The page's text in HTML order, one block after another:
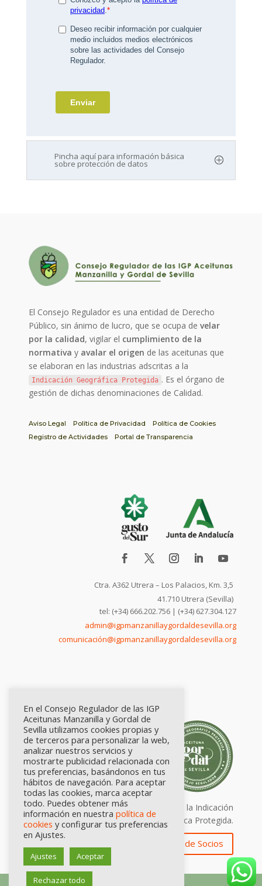
Pincha aquí para información básica
sobre protección de datos
El Consejo Regulador es una entidad de Derecho
Público, sin ánimo de lucro, que se ocupa develar
por la calidad, vigilar el cumplimiento de la
normativa y avalar el origen de las aceitunas que
se elaboran en las industrias adscritas a la
Indicación Geográfica Protegida . Es el órgano de
gestión de dichas denominaciones de Calidad.
Aviso Legal Política de Privacidad
Política de Cookies
Registro de Actividades
Portal de Transparencia
Ctra. A362 Utrera – Los Palacios, Km. 3,5
41.710 Utrera (Sevilla)
tel: (+34) 666.202.756 | (+34) 627.304.127
admin@igpmanzanillaygordaldesevilla.org
comunicación@igpmanzanillaygordaldesevilla.org
Calidad certificada por Origen. Sellos de la Indicación
Geográfica Protegida.
Zona de Socios
En el Consejo Regulador de las IGP
Aceitunas Manzanilla y Gordal de
Sevilla utilizamos cookies propias y
de terceros para personalizar la web,
analizar nuestros servicios y
mostrarte publicidad relacionada con
tus preferencias, basándonos en tus
hábitos de navegación. Para aceptar
todas las cookies, marca aceptar
todo. Puedes obtener más
información en nuestra política de
cookies y configurar tus preferencias
en Ajustes.
Ajustes Aceptar
Rechazar todo